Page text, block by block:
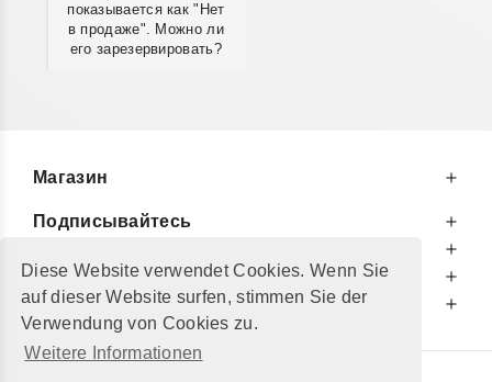
Diese Website verwendet Cookies. Wenn Sie
auf dieser Website surfen, stimmen Sie der
Verwendung von Cookies zu.
Weitere Informationen
показывается как "Нет
в продаже". Можно ли
его зарезервировать?
Магазин
Подписывайтесь
Информируем Вас
Дополнительно